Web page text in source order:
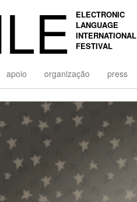
ELECTRONIC
LANGUAGE
INTERNATIONAL
FESTIVAL
apoio organização press